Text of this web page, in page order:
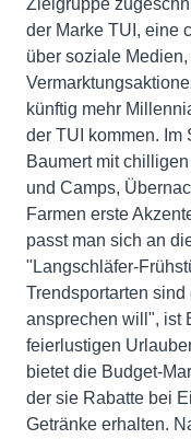
Zielgruppe
der Marke TUI, eine
über soziale
künftig mehr
der TUI kommen. Im
Baumert mit
und Camps,
Farmen erste
passt man sich an
"Langschläfer-
Trendsportarten
ansprechen will", ist
feierlustigen
bietet die Budget-
der sie Rabatte bei
Getränke erhalten.